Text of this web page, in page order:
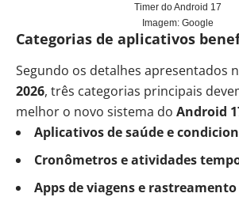
Timer do Android 17
Imagem: Google
Categorias de aplicativos
Segundo os detalhes apresentados
2026, três categorias principais
melhor o novo sistema do Android
Aplicativos de saúde e
Cronômetros e atividades
Apps de viagens e